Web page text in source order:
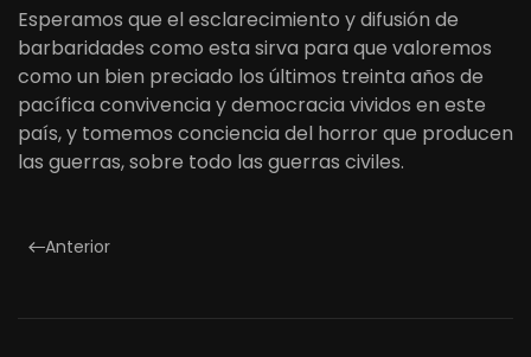
Esperamos que el esclarecimiento y difusión de
barbaridades como esta sirva para que valoremos
como un bien preciado los últimos treinta años de
pacífica convivencia y democracia vividos en este
país, y tomemos conciencia del horror que producen
las guerras, sobre todo las guerras civiles.
Anterior